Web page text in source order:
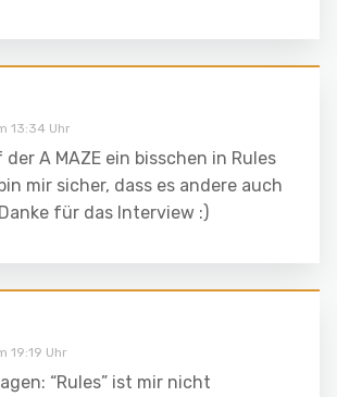
13:34 Uhr
A MAZE ein bisschen in Rules
mir sicher, dass es andere auch
für das Interview :)
19:19 Uhr
“Rules” ist mir nicht